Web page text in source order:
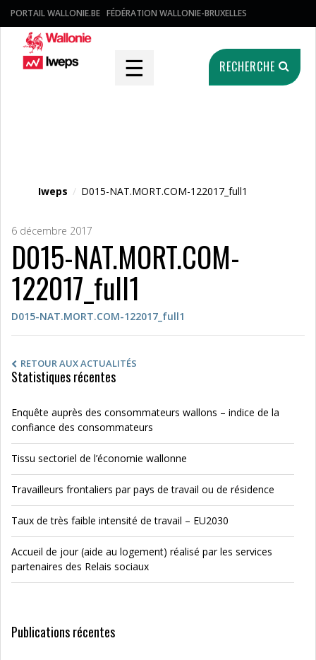
PORTAIL WALLONIE.BE FÉDÉRATION WALLONIE-BRUXELLES
☰ RECHERCHE
Iweps / D015-NAT.MORT.COM-122017_full1
6 décembre 2017
D015-NAT.MORT.COM-
122017_full1
D015-NAT.MORT.COM-122017_full1
RETOUR AUX ACTUALITÉS
Statistiques récentes
Enquête auprès des consommateurs wallons – indice de la
confiance des consommateurs
Tissu sectoriel de l’économie wallonne
Travailleurs frontaliers par pays de travail ou de résidence
Taux de très faible intensité de travail – EU2030
Accueil de jour (aide au logement) réalisé par les services
partenaires des Relais sociaux
Publications récentes